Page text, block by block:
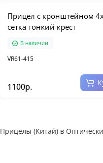
Прицел с кронштейном
сетка тонкий крест
В наличии
VR61-415
1100р.
Прицелы (Китай) в